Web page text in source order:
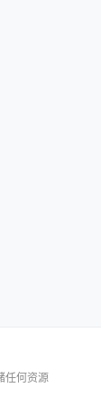
任何资源